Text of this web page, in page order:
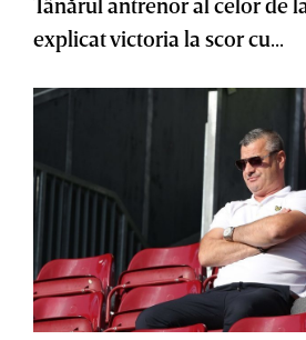
explicat victoria la scor cu...